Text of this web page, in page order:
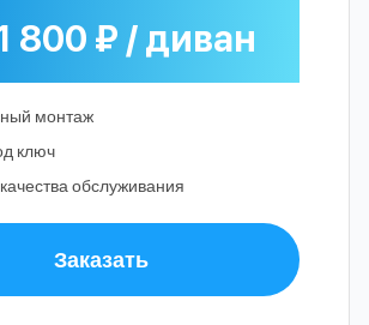
800 ₽ / диван
монтаж
ключ
обслуживания
Заказать